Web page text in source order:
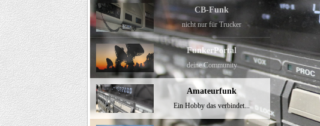
FunkerPortal
deine Community
Amateurfunk
Ein Hobby das verbindet...
CB-Funk
nicht nur für Trucker